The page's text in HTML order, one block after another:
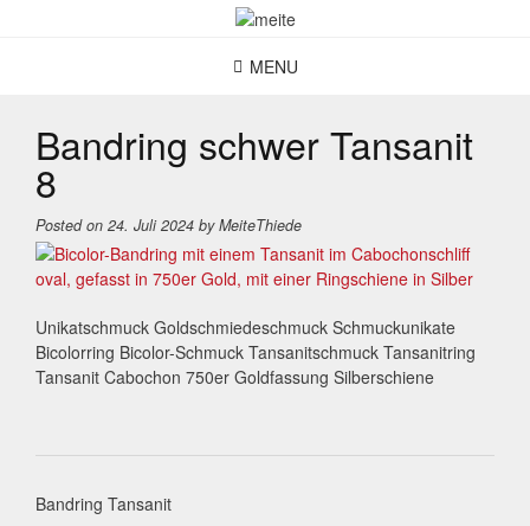
MENU
Bandring schwer Tansanit
8
Posted on 24. Juli 2024 byMeiteThiede
Unikatschmuck Goldschmiedeschmuck Schmuckunikate
Bicolorring Bicolor-Schmuck Tansanitschmuck Tansanitring
Tansanit Cabochon 750er Goldfassung Silberschiene
Post
Bandring Tansanit